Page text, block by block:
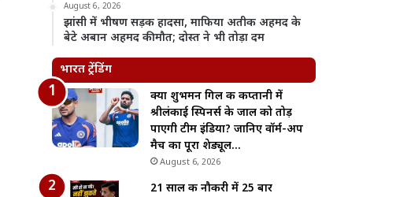
August 6, 2026
झांसी में भीषण सड़क हादसा, माफिया अतीक अहमद के
बेटे अबान अहमद की मौत; दोस्त ने भी तोड़ा दम
भारत ट्रेंडिंग
क्या शुभमन गिल की कप्तानी में
श्रीलंकाई स्पिनर्स के जाल को तोड़
पाएगी टीम इंडिया? जानिए वॉर्म-अप
मैच का पूरा शेड्यूल…
August 6, 2026
21 साल की नौकरी में 25 बार